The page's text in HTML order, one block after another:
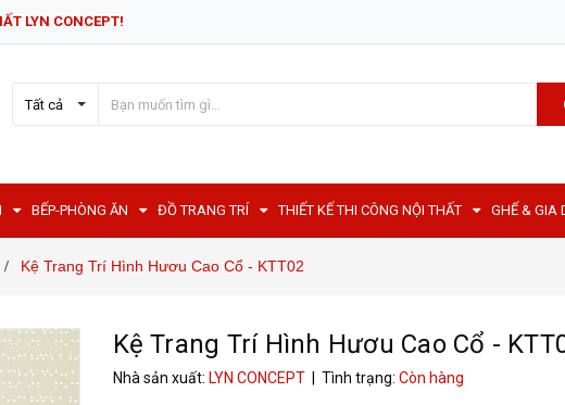
LYN CONCEPT!
Tất cả
BẾP-PHÒNG ĂN ĐỒ TRANG TRÍ THIẾT KẾ THI CÔNG NỘI THẤT GHẾ & GIA
/ Kệ Trang Trí Hình Hươu Cao Cổ - KTT02
Kệ Trang Trí Hình Hươu Cao Cổ -
Nhà sản xuất: LYN CONCEPT | Tình trạng: Còn hàng